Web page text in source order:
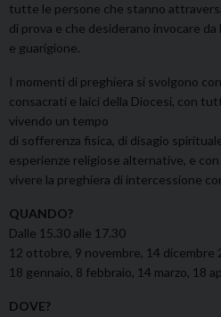
tutte le persone che stanno
di prova e che desiderano invocare
e guarigione.
I momenti di preghiera si svolgono
consacrati e laici della Diocesi, con
vivendo un tempo
di sofferenza fisica, di disagio
esperienze religiose alternative, e
vivere la preghiera di intercessione
QUANDO?
Dalle 15.30 alle 17.30
12 ottobre, 9 novembre, 14 dicembre
18 gennaio, 8 febbraio, 14 marzo, 18
DOVE?